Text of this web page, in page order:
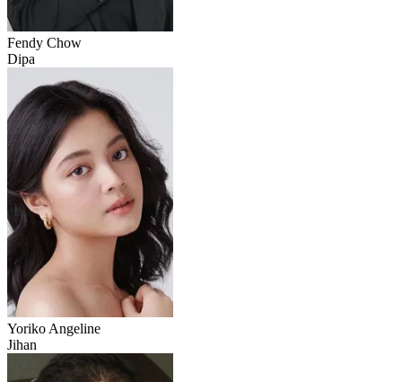
Fendy Chow
Dipa
Yoriko Angeline
Jihan